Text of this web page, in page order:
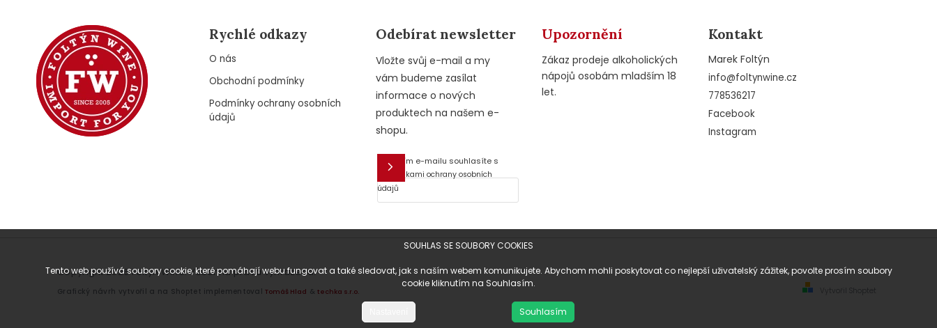
SOUHLAS SE SOUBORY COOKIES
Tento web používá soubory cookie, které pomáhají webu fungovat a také sledovat, jak s naším webem komunikujete. Abychom mohli poskytovat co nejlepší uživatelský zážitek, povolte prosím soubory
cookie kliknutím na Souhlasím.
Souhlasím
Rychlé odkazy
O nás
Obchodní podmínky
Podmínky ochrany osobních
údajů
Odebírat newsletter
Vložte svůj e-mail a my
vám budeme zasílat
informace o nových
produktech na našem e-
shopu.
E-mail
Vložením e-mailu souhlasíte s
podmínkami ochrany osobních
údajů
Upozornění
Zákaz prodeje alkoholických
nápojů osobám mladším 18
let.
Kontakt
Marek Foltýn
info@foltynwine.cz
778536217
Facebook
Instagram
Vytvořil Shoptet
Copyright 2026Foltýn Wine. Všechna práva vyhrazena.
Grafický návrh vytvořil a na Shoptet implementovalTomáš Hlad &techka s.r.o.